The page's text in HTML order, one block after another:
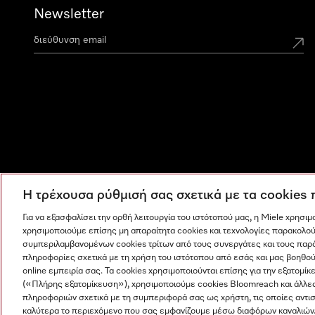
Newsletter
Η εταιρεία μας Όροι και Προϋποθέσεις Προστασία
Η τρέχουσα ρύθμισή σας σχετικά με τα
Για να εξασφαλίσει την ορθή λειτουργία του ιστότοπού μας, η Miele
χρησιμοποιούμε επίσης μη απαραίτητα cookies και τεχνολογίες
συμπεριλαμβανομένων cookies τρίτων από τους συνεργάτες και τους
πληροφορίες σχετικά με τη χρήση του ιστότοπου από εσάς και μας
online εμπειρία σας. Τα cookies χρησιμοποιούνται επίσης για την
(«Πλήρης εξατομίκευση»), χρησιμοποιούμε cookies Bloomreach και
πληροφοριών σχετικά με τη συμπεριφορά σας ως χρήστη, τις οποίες
καλύτερα το περιεχόμενο που σας εμφανίζουμε μέσω διαφόρων